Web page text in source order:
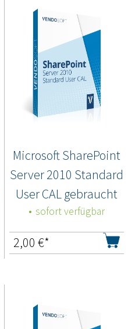
Microsoft SharePoint
Server 2010 Standard
User CAL gebraucht
sofort verfügbar
2,00 €*